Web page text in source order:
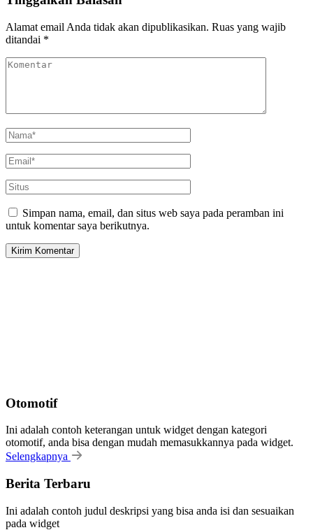
Alamat email Anda tidak akan dipublikasikan. Ruas yang wajib
ditandai *
Simpan nama, email, dan situs web saya pada peramban ini
untuk komentar saya berikutnya.
Otomotif
Ini adalah contoh keterangan untuk widget dengan kategori
otomotif, anda bisa dengan mudah memasukkannya pada widget.
Selengkapnya
Berita Terbaru
Ini adalah contoh judul deskripsi yang bisa anda isi dan sesuaikan
pada widget